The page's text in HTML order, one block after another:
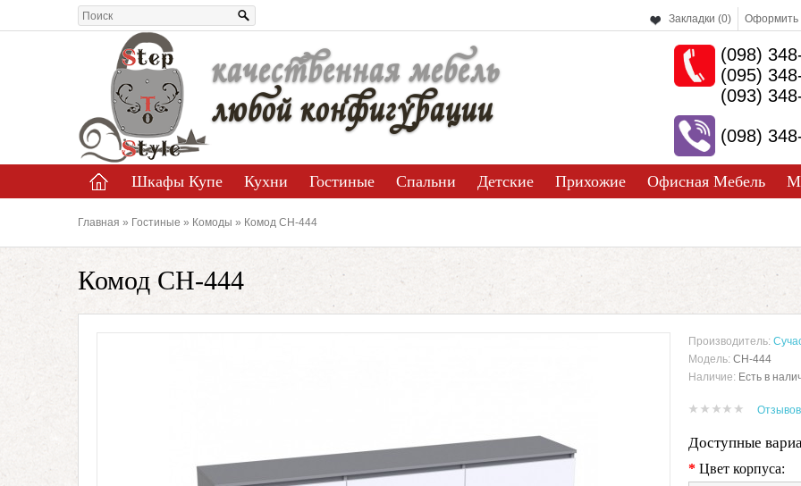
Оформить
Закладки (0)
(098)
(095)
(093)
(098)
качественная мебель
любой конфигурации
Шкафы Купе Кухни Гостиные Спальни Детские Прихожие Офисная Мебель
Главная » Гостиные » Комоды » Комод СН-444
Комод СН-444
Производитель:
Модель: СН-444
Наличие: Есть в
Доступные
* Цвет корпуса: